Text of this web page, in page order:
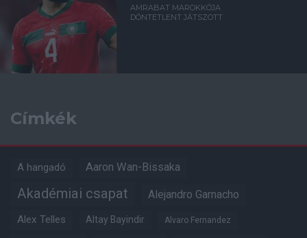
AMRABAT MAROKKÓJA
DÖNTETLENT JÁTSZOTT
Címkék
A hangadó Aaron Wan-Bissaka
Akadémiai csapat Alejandro Garnacho
Alex Telles Altay Bayindir Alvaro Fernandez